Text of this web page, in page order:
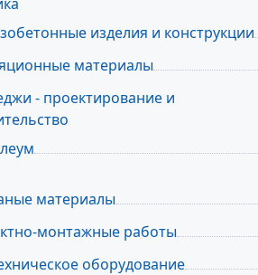
изделия и конструкции
материалы
- проектирование и
материалы
монтажные работы
оборудование